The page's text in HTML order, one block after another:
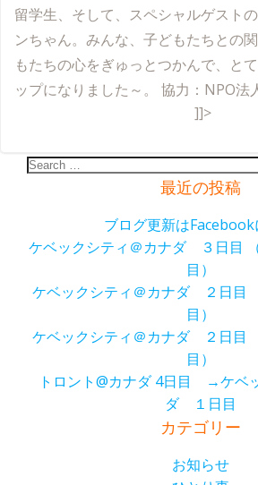
留学生、そして、スペシャルゲスト
ンちゃん。みんな、子どもたちとの
もたちの心をぎゅっとつかんで、と
ップになりました～。 協力：NPO法
]]>
Search
最近の投稿
ブログ更新はFacebook
ケベックシティ＠カナダ ３日目
目）
ケベックシティ＠カナダ ２日目
目）
ケベックシティ＠カナダ ２日目
目）
トロント@カナダ 4日目 →ケベ
ダ １日目
カテゴリー
お知らせ